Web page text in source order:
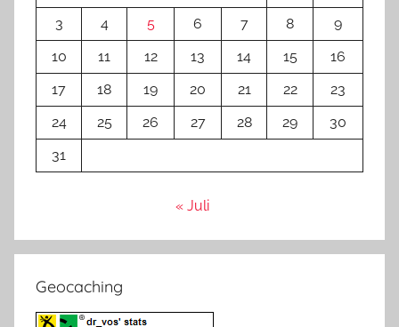
3
4 5 6 7 8
9
10
11 12 13 14 15
16
17
18 19 20 21 22
23
24
25 26 27 28 29
30
31
« Juli
Geocaching